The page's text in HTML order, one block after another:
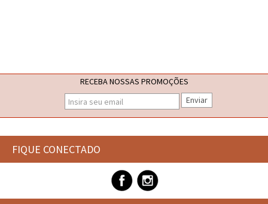
RECEBA NOSSAS PROMOÇÕES
Enviar
FIQUE CONECTADO